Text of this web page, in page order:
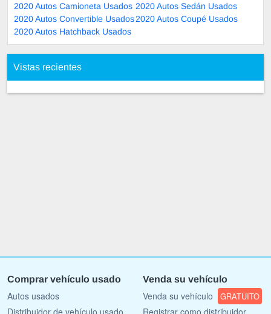
2020 Autos Camioneta Usados 2020 Autos Sedán Usados
2020 Autos Convertible Usados2020 Autos Coupé Usados
2020 Autos Hatchback Usados
Vistas recientes
Comprar vehículo usado
Autos usados
Distribuidor de vehículo usado
Venda su vehículo
Venda su vehículo GRATUITO
Registrar como distribuidor